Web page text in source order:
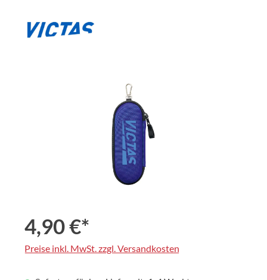
4,90 €*
Preise inkl. MwSt. zzgl. Versandkosten